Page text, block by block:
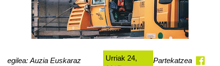
egilea: Auzia Euskaraz
Urriak 24,
Partekatzea